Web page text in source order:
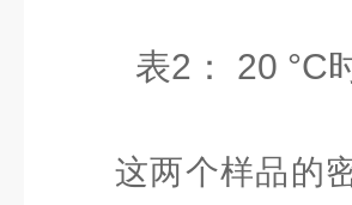
表2： 20 °C
这两个样品的